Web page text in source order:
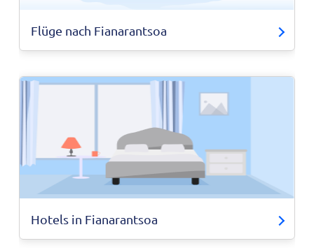
Flüge nach Fianarantsoa
Hotels in Fianarantsoa